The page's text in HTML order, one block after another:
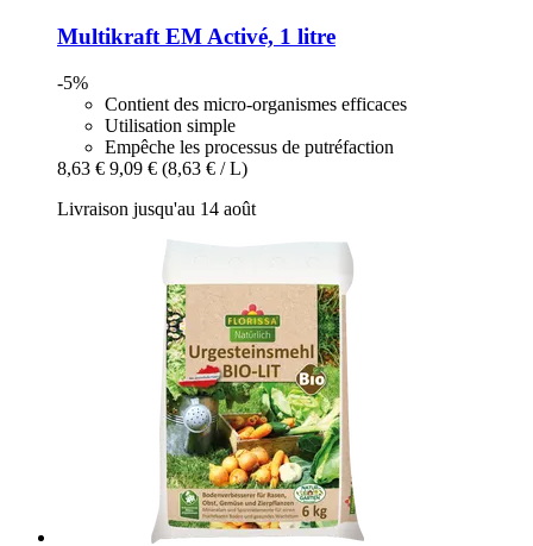
Multikraft EM Activé, 1 litre
-5%
Contient des micro-organismes efficaces
Utilisation simple
Empêche les processus de putréfaction
8,63 € 9,09 € (8,63 € / L)
Livraison jusqu'au 14 août